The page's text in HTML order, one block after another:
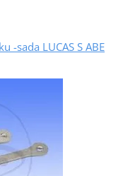
-sada LUCAS S ABE